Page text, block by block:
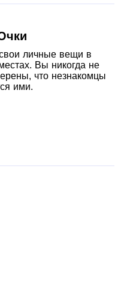
личные вещи в
Вы никогда не
что незнакомцы
ими.